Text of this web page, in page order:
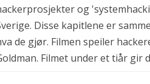
og
Disse kapitlene er
de gjør. Filmen speiler
Filmet under et tiår gir